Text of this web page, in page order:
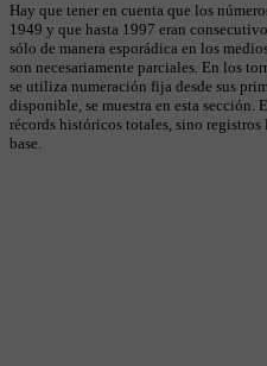
Hay que tener en cuenta que los
1949 y que hasta 1997 eran
sólo de manera esporádica en los
son necesariamente parciales. En los
se utiliza numeración fija desde sus
disponible, se muestra en esta sección.
récords históricos totales, sino
base.